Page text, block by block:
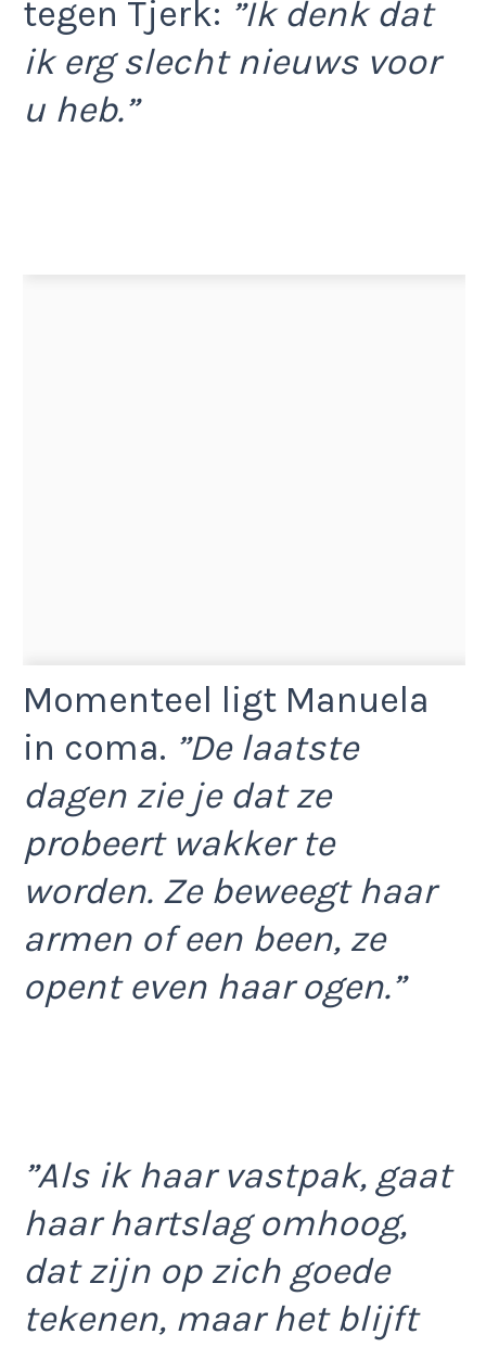
tegen Tjerk: ”Ik denk dat
ik erg slecht nieuws voor
u heb.”
Momenteel ligt Manuela
in coma. ”De laatste
dagen zie je dat ze
probeert wakker te
worden. Ze beweegt haar
armen of een been, ze
opent even haar ogen.”
”Als ik haar vastpak, gaat
haar hartslag omhoog,
dat zijn op zich goede
tekenen, maar het blijft